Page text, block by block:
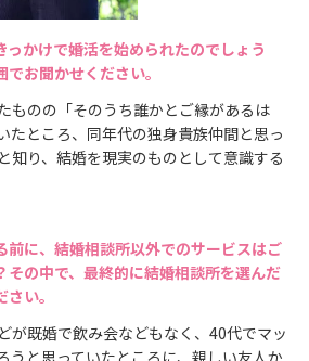
っかけで婚活を始められたのでしょう
お聞かせください。
ものの「そのうち誰かとご縁があるは
たところ、同年代の独身貴族仲間と思っ
知り、結婚を現実のものとして意識する
前に、結婚相談所以外でのサービスはご
その中で、最終的に結婚相談所を選んだ
い。
が既婚で飲み会などもなく、40代でマッ
うと思っていたところに、親しい友人か